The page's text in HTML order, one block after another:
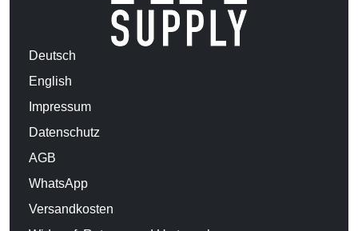
Deutsch
English
Impressum
Datenschutz
AGB
WhatsApp
Versandkosten